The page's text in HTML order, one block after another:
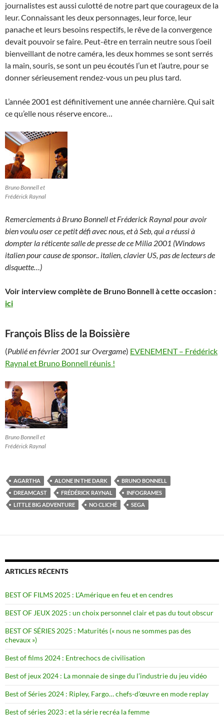
journalistes est aussi culotté de notre part que courageux de la
leur. Connaissant les deux personnages, leur force, leur
panache et leurs besoins respectifs, le rêve de la convergence
devait pouvoir se faire. Peut-être en terrain neutre sous l’oeil
bienveillant de notre caméra, les deux hommes se sont serrés
la main, souris, se sont un peu écoutés l’un et l’autre, pour se
donner sérieusement rendez-vous un peu plus tard.
L’année 2001 est définitivement une année charnière. Qui sait
ce qu’elle nous réserve encore…
Bruno Bonnell et
Frédérick Raynal
Remerciements à Bruno Bonnell et Fréderick Raynal pour avoir
bien voulu oser ce petit défi avec nous, et à Seb, qui a réussi à
dompter la réticente salle de presse de ce Milia 2001 (Windows
italien pour cause de sponsor.. italien, clavier US, pas de lecteurs de
disquette…)
Voir interview complète de Bruno Bonnell à cette occasion :
ici
François Bliss de la Boissière
(Publié en février 2001 sur Overgame) EVENEMENT – Frédérick
Raynal et Bruno Bonnell réunis !
Bruno Bonnell et
Frédérick Raynal
AGARTHA ALONE IN THE DARK
BRUNO BONNELL
DREAMCAST
FRÉDÉRICK RAYNAL
INFOGRAMES
LITTLE BIG ADVENTURE
NO CLICHÉ SEGA
ARTICLES RÉCENTS
BEST OF FILMS 2025 : L’Amérique en feu et en cendres
BEST OF JEUX 2025 : un choix personnel clair et pas du tout obscur
BEST OF SÉRIES 2025 : Maturités (« nous ne sommes pas des
chevaux »)
Best of films 2024 : Entrechocs de civilisation
Best of jeux 2024 : La monnaie de singe du l’industrie du jeu vidéo
Best of Séries 2024 : Ripley, Fargo… chefs-d’œuvre en mode replay
Best of séries 2023 : et la série recréa la femme